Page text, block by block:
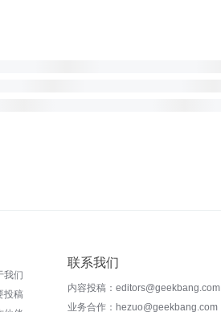
我们
投稿
联系我们
内容投稿：editors@geekbang.com
业务合作：hezuo@geekbang.com